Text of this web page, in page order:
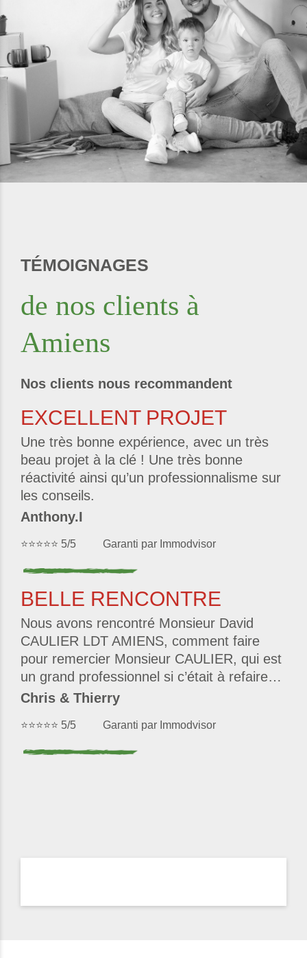
TÉMOIGNAGES
de nos clients à
Amiens
Nos clients nous recommandent
EXCELLENT PROJET
Une très bonne expérience, avec un très
beau projet à la clé ! Une très bonne
réactivité ainsi qu’un professionnalisme sur
les conseils.
Anthony.I
⭐⭐⭐⭐⭐ 5/5 Garanti par Immodvisor
BELLE RENCONTRE
Nous avons rencontré Monsieur David
CAULIER LDT AMIENS, comment faire
pour remercier Monsieur CAULIER, qui est
un grand professionnel si c’était à refaire…
Chris & Thierry
⭐⭐⭐⭐⭐ 5/5 Garanti par Immodvisor